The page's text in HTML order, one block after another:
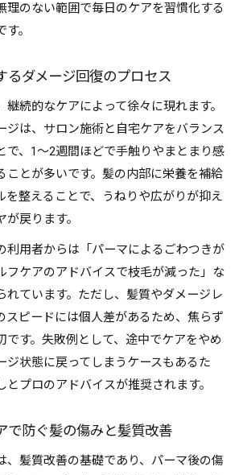
理のない範囲で毎日のケアを習慣化する
。
るダメージ回復のプロセス
続的なケアによって徐々に現れます。
ジは、サロン施術と自宅ケアをバランス
で、1～2週間ほどで手触りやまとまり感
ことが多いです。髪の内部に栄養を補給
を整えることで、うねりや広がりが抑え
戻ります。
利用者からは「パーマによるごわつきが
フケアのアドバイスで枝毛が減った」な
れています。ただし、髪質やダメージレ
スピードには個人差があるため、焦らず
です。失敗例として、途中でケアをやめ
ジ状態に戻ってしまうケースもあるた
プロのアドバイスが推奨されます。
で防ぐ髪の傷みと髪質改善
、髪質改善の基礎であり、パーマ後の傷